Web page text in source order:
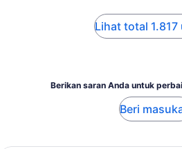
Lihat total 1.817
Berikan saran Anda untuk
Beri